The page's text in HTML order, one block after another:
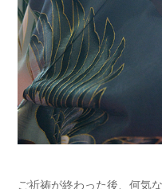
ご祈祷が終わった後、何気